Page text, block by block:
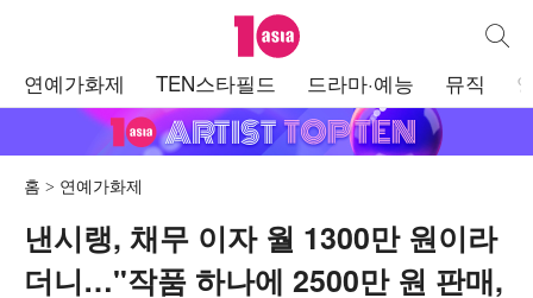
텐아시아 통합
연예가화제 TEN스타필드 드라마·예능 뮤직
홈 연예가화제
낸시랭, 채무 이자 월 1300만 원이라
더니…"작품 하나에 2500만 원 판매,